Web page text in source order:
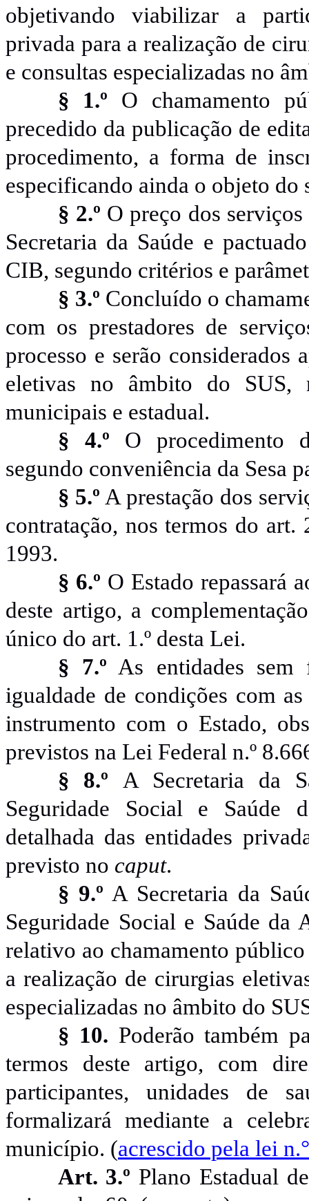
objetivando viabilizar a
privada para a realização de
e consultas especializadas no
§ 1.º O chamamento
precedido da publicação de
procedimento, a forma de
especificando ainda o objeto do
§ 2.º O preço dos
Secretaria da Saúde e
CIB, segundo critérios e
§ 3.º Concluído o
com os prestadores de
processo e serão considerados
eletivas no âmbito do SUS,
municipais e estadual.
§ 4.º O procedimento
segundo conveniência da Sesa
§ 5.º A prestação dos
contratação, nos termos do art.
1993.
§ 6.º O Estado repassará
deste artigo, a
único do art. 1.º desta Lei.
§ 7.º As entidades sem
igualdade de condições com
instrumento com o Estado,
previstos na Lei Federal n.º
§ 8.º A Secretaria da
Seguridade Social e Saúde
detalhada das entidades
previsto no caput.
§ 9.º A Secretaria da
Seguridade Social e Saúde da
relativo ao chamamento
a realização de cirurgias
especializadas no âmbito do
§ 10. Poderão também
termos deste artigo, com
participantes, unidades de
formalizará mediante a
município. (acrescido pela lei
Art. 3.º Plano Estadual